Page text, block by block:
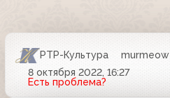
РТР-Культура murmeow
8 октября 2022, 16:27
Есть проблема?